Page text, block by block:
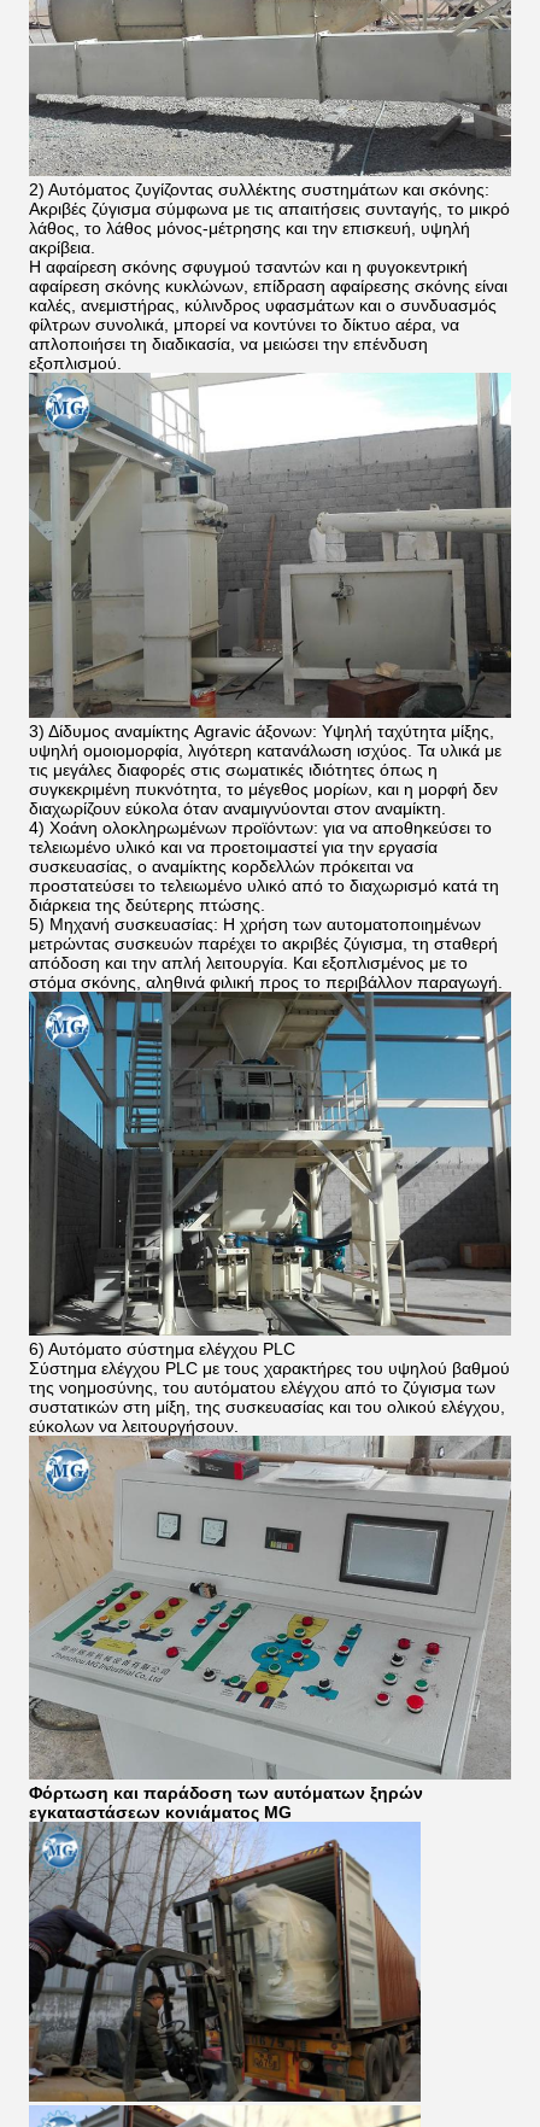
2) Αυτόματος ζυγίζοντας συλλέκτης συστημάτων και σκόνης:
Ακριβές ζύγισμα σύμφωνα με τις απαιτήσεις συνταγής, το μικρό
λάθος, το λάθος μόνος-μέτρησης και την επισκευή, υψηλή
ακρίβεια.
Η αφαίρεση σκόνης σφυγμού τσαντών και η φυγοκεντρική
αφαίρεση σκόνης κυκλώνων, επίδραση αφαίρεσης σκόνης είναι
καλές, ανεμιστήρας, κύλινδρος υφασμάτων και ο συνδυασμός
φίλτρων συνολικά, μπορεί να κοντύνει το δίκτυο αέρα, να
απλοποιήσει τη διαδικασία, να μειώσει την επένδυση
εξοπλισμού.
3) Δίδυμος αναμίκτης Agravic άξονων: Υψηλή ταχύτητα μίξης,
υψηλή ομοιομορφία, λιγότερη κατανάλωση ισχύος. Τα υλικά με
τις μεγάλες διαφορές στις σωματικές ιδιότητες όπως η
συγκεκριμένη πυκνότητα, το μέγεθος μορίων, και η μορφή δεν
διαχωρίζουν εύκολα όταν αναμιγνύονται στον αναμίκτη.
4) Χοάνη ολοκληρωμένων προϊόντων: για να αποθηκεύσει το
τελειωμένο υλικό και να προετοιμαστεί για την εργασία
συσκευασίας, ο αναμίκτης κορδελλών πρόκειται να
προστατεύσει το τελειωμένο υλικό από το διαχωρισμό κατά τη
διάρκεια της δεύτερης πτώσης.
5) Μηχανή συσκευασίας: Η χρήση των αυτοματοποιημένων
μετρώντας συσκευών παρέχει το ακριβές ζύγισμα, τη σταθερή
απόδοση και την απλή λειτουργία. Και εξοπλισμένος με το
στόμα σκόνης, αληθινά φιλική προς το περιβάλλον παραγωγή.
6) Αυτόματο σύστημα ελέγχου PLC
Σύστημα ελέγχου PLC με τους χαρακτήρες του υψηλού βαθμού
της νοημοσύνης, του αυτόματου ελέγχου από το ζύγισμα των
συστατικών στη μίξη, της συσκευασίας και του ολικού ελέγχου,
εύκολων να λειτουργήσουν.
Φόρτωση και παράδοση των αυτόματων ξηρών
εγκαταστάσεων κονιάματος MG